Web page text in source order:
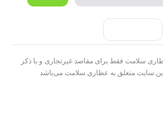
سلامت فقط برای مقاصد غیرتجاری و با ذکر
این سایت متعلق به عطاری سلامت می‌باشد